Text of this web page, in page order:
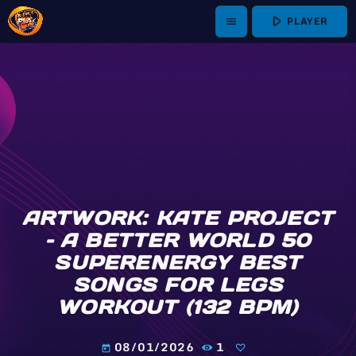
menu play_arrow PLAYER
ARTWORK: KATE PROJECT
– A BETTER WORLD 50
SUPERENERGY BEST
SONGS FOR LEGS
WORKOUT (132 BPM)
today 08/01/2026 1